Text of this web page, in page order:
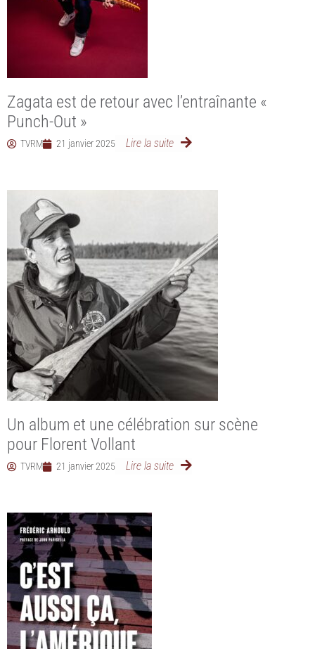
Zagata est de retour avec l’entraînante «
Punch-Out »
TVRM 21 janvier 2025 Lire la suite
Un album et une célébration sur scène
pour Florent Vollant
TVRM 21 janvier 2025 Lire la suite